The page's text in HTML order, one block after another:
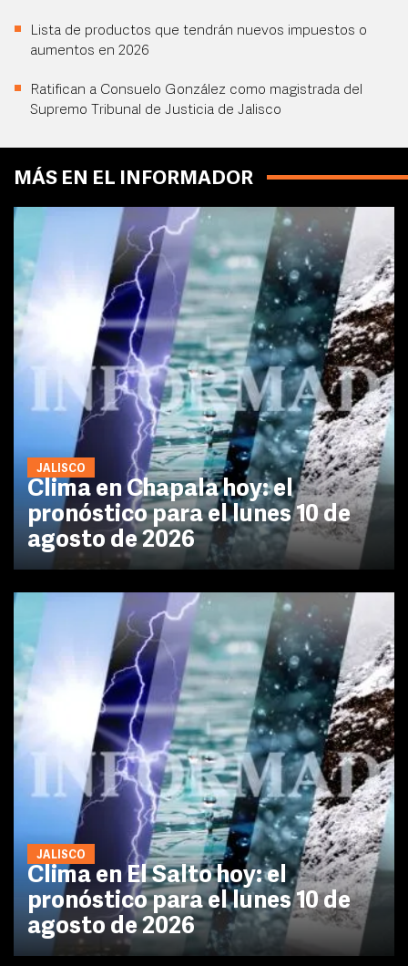
Lista de productos que tendrán nuevos impuestos o
aumentos en 2026
Ratifican a Consuelo González como magistrada del
Supremo Tribunal de Justicia de Jalisco
MÁS EN EL INFORMADOR
JALISCO
Clima en Chapala hoy: el
pronóstico para el lunes 10 de
agosto de 2026
JALISCO
Clima en El Salto hoy: el
pronóstico para el lunes 10 de
agosto de 2026